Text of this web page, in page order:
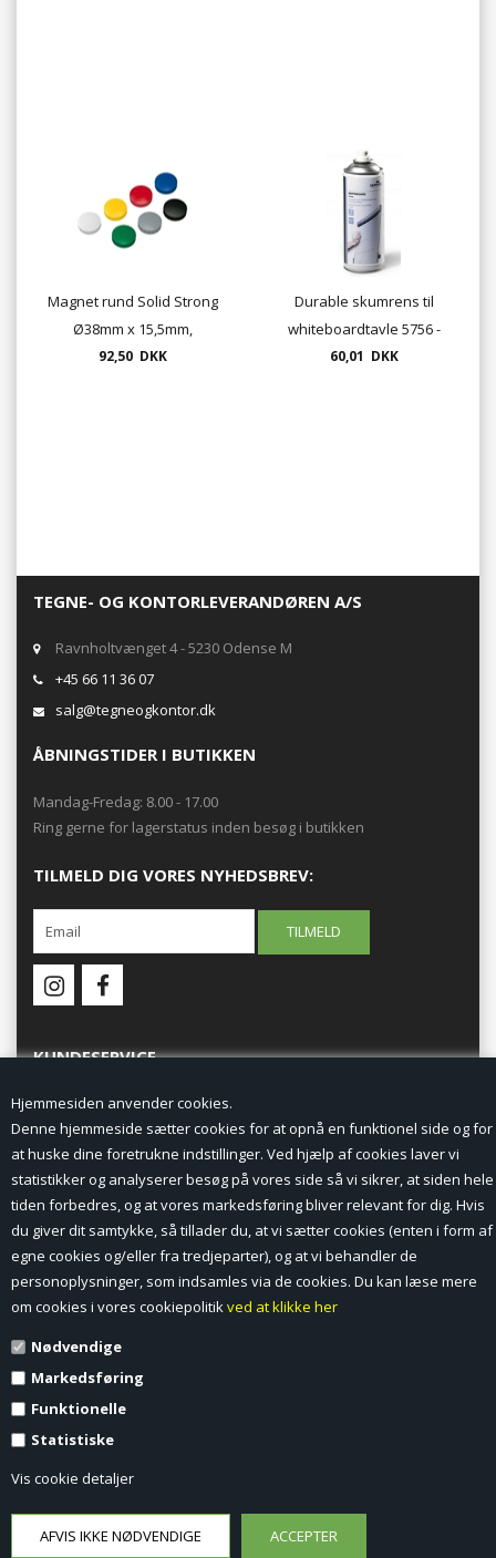
Hjemmesiden anvender cookies.
Denne hjemmeside sætter cookies for at opnå en funktionel side og for
at huske dine foretrukne indstillinger. Ved hjælp af cookies laver vi
statistikker og analyserer besøg på vores side så vi sikrer, at siden hele
tiden forbedres, og at vores markedsføring bliver relevant for dig. Hvis
du giver dit samtykke, så tillader du, at vi sætter cookies (enten i form af
egne cookies og/eller fra tredjeparter), og at vi behandler de
personoplysninger, som indsamles via de cookies. Du kan læse mere
om cookies i vores cookiepolitikved at klikke her
Nødvendige
Markedsføring
Funktionelle
Statistiske
Vis cookie detaljer
Magnet rund Solid Strong
Ø38mm x 15,5mm,
bæreevne 2,5kg, 10 pr.
92,50 DKK
Durable skumrens til
whiteboardtavle 5756 -
400 ml
60,01 DKK
TEGNE- OG KONTORLEVERANDØREN A/S
Ravnholtvænget 4 - 5230 Odense M
+45 66 11 36 07
salg@tegneogkontor.dk
ÅBNINGSTIDER I BUTIKKEN
Mandag-Fredag: 8.00 - 17.00
Ring gerne for lagerstatus inden besøg i butikken
TILMELD DIG VORES NYHEDSBREV:
KUNDESERVICE
Forside
Min Konto
Nyheder
Vilkår og betingelser
Profil
Erhverv log ind (B2B)
Kontakt
Favorit
Fortrydelsesformular